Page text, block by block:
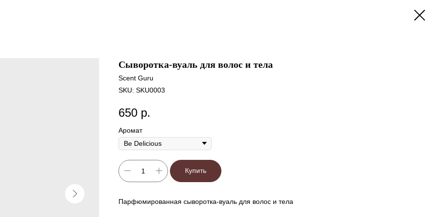
Сыворотка-вуаль для волос и тела
Scent Guru
SKU: SKU0003
650 р.
Аромат
Купить
Парфюмированная сыворотка-вуаль для волос и тела